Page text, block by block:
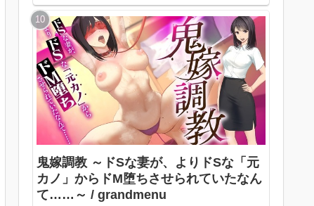
鬼嫁調教 ～ドSな妻が、よりドSな「元
カノ」からドM堕ちさせられていたなん
て……～ / grandmenu